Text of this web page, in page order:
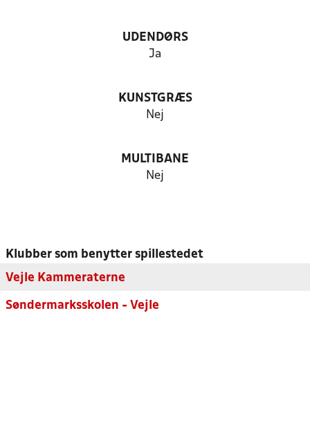
UDENDØRS
Ja
KUNSTGRÆS
Nej
MULTIBANE
Nej
Klubber som benytter spillestedet
Vejle Kammeraterne
Søndermarksskolen - Vejle